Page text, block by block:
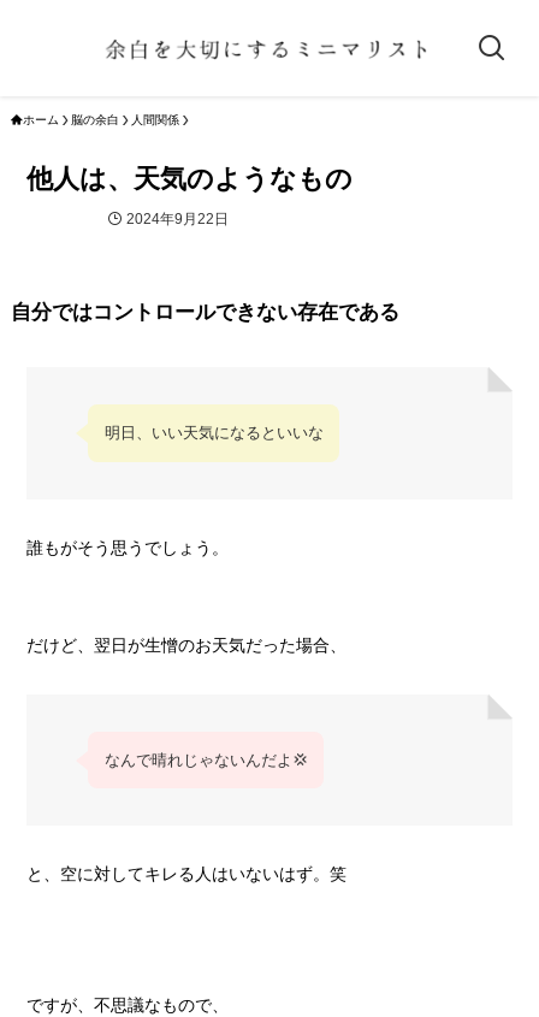
ホーム 脳の余白 人間関係
他人は、天気のようなもの
2024年9月22日
自分ではコントロールできない存在である
明日、いい天気になるといいな
誰もがそう思うでしょう。
だけど、翌日が生憎のお天気だった場合、
なんで晴れじゃないんだよ💢
と、空に対してキレる人はいないはず。笑
ですが、不思議なもので、